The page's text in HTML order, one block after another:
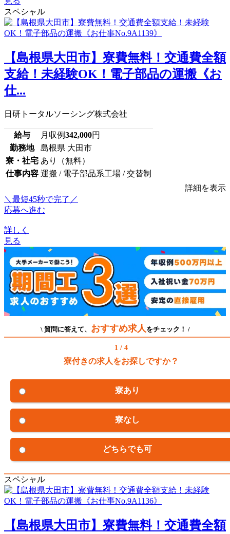
スペシャル
【島根県大田市】寮費無料！交通費全額
支給！未経験OK！電子部品の運搬《お
仕...
日研トータルソーシング株式会社
給与 月収例342,000円
勤務地
島根県 大田市
寮・社宅 あり（無料）
仕事内容 運搬 / 電子部品系工場 / 交替制
詳細を表示
＼最短45秒で完了／
応募へ進む
詳しく
見る
\ 質問に答えて、 おすすめ求人 をチェック！ /
1 / 4
寮付きの求人をお探しですか？
寮あり
寮なし
どちらでも可
スペシャル
【島根県大田市】寮費無料！交通費全額